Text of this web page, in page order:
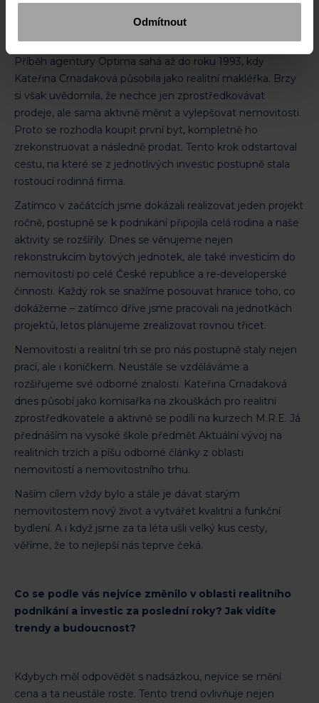
Odmítnout
Příběh agentury Optima sahá až do roku 1993, kdy
Kateřina Crnadaková působila jako realitní makléřka. Brzy
si však uvědomila, že nechce jen zprostředkovávat
prodeje, ale sama aktivně měnit a vylepšovat nemovitosti.
Proto se rozhodla koupit první byt, kompletně ho
zrekonstruovat a následně prodat. Tento krok odstartoval
cestu, na které se z jednotlivých investic postupně stala
rostoucí rodinná firma.
Zatímco v začátcích jsme dokázali realizovat jeden projekt
ročně, postupně se k podnikání připojila celá rodina a naše
aktivity se rozšířily. Dnes se věnujeme nejen
rekonstrukcím bytových jednotek, ale také investicím do
nemovitostí po celé České republice a re-developerské
činnosti. Každý rok se snažíme posouvat hranice toho, co
dokážeme – zatímco dříve jsme pracovali na jednotkách
projektů, letos plánujeme zrealizovat rovnou třicet.
Nemovitosti a realitní trh se pro nás postupně staly nejen
prací, ale i koníčkem. Neustále se vzděláváme a
rozšiřujeme své odborné znalosti. Kateřina Crnadaková
dnes působí jako komisařka na zkouškách pro realitní
zprostředkovatele a aktivně se podílí na kurzech M.R.E. Já
přednáším na vysoké škole předmět Aktuální vývoj na
realitních trzích a píšu odborné články z oblasti
nemovitostí a nemovitostního trhu.
Naším cílem vždy bylo a stále je dávat starým
nemovitostem nový život a vytvářet kvalitní a funkční
bydlení. A i když jsme za ta léta ušli velký kus cesty,
věříme, že to nejlepší nás teprve čeká.
Co se podle vás nejvíce změnilo v oblasti realitního
podnikání a investic za poslední roky? Jak vidíte
trendy a budoucnost?
Kdybych měl odpovědět s nadsázkou, nejvíce se mění
cena a ta neustále roste. Tento trend ovlivňuje nejen